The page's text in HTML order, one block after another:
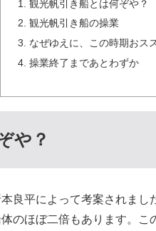
観光帆引き船とは何ぞや？
観光帆引き船の操業
なぜゆえに、この時期おス
操業終了まであとわずか
や？
良平によって考案されま
のほぼ二倍もあります。